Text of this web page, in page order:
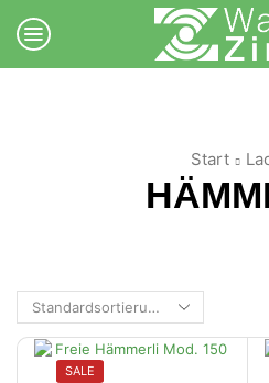
Start
SALE